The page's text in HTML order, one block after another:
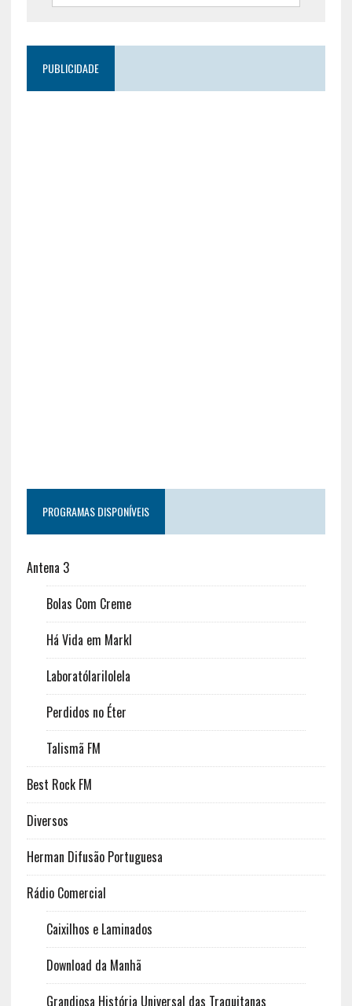
PUBLICIDADE
PROGRAMAS DISPONÍVEIS
Antena 3
Bolas Com Creme
Há Vida em Markl
Laboratólarilolela
Perdidos no Éter
Talismã FM
Best Rock FM
Diversos
Herman Difusão Portuguesa
Rádio Comercial
Caixilhos e Laminados
Download da Manhã
Grandiosa História Universal das Traquitanas